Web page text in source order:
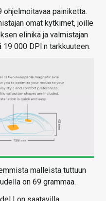
ohjelmoitavaa painiketta.
omat kytkimet, joille
elinikä ja valmistajan
000 DPI:n tarkkuuteen.
malleista tuttuun
on 69 grammaa.